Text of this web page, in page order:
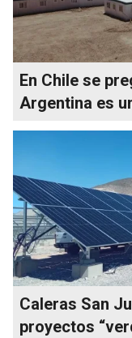
En Chile se
Argentina es
Caleras San
proyectos